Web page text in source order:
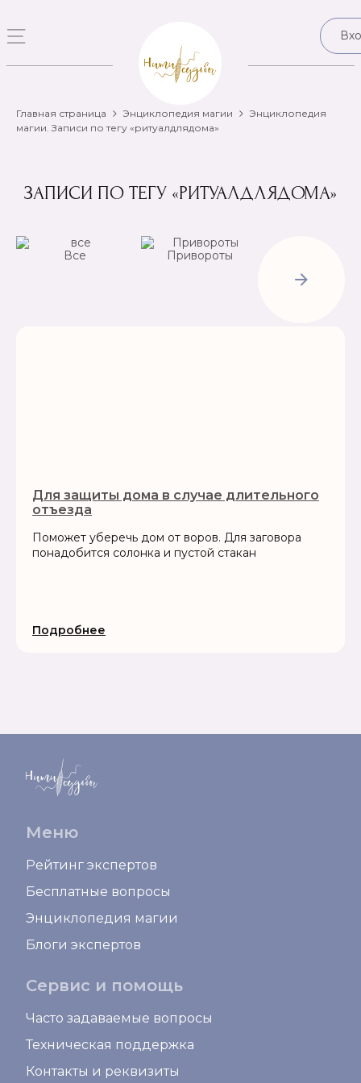
Главная страница Энциклопедия магии
Энциклопедия
магии. Записи по тегу «ритуалдлядома»
ЗАПИСИ ПО ТЕГУ «РИТУАЛДЛЯДОМА»
Все
Привороты
Рассорки
Для защиты дома в случае длительного
отъезда
Поможет уберечь дом от воров. Для заговора
понадобится солонка и пустой стакан
Подробнее
Меню
Рейтинг экспертов
Бесплатные вопросы
Энциклопедия магии
Блоги экспертов
Сервис и помощь
Часто задаваемые вопросы
Техническая поддержка
Контакты и реквизиты